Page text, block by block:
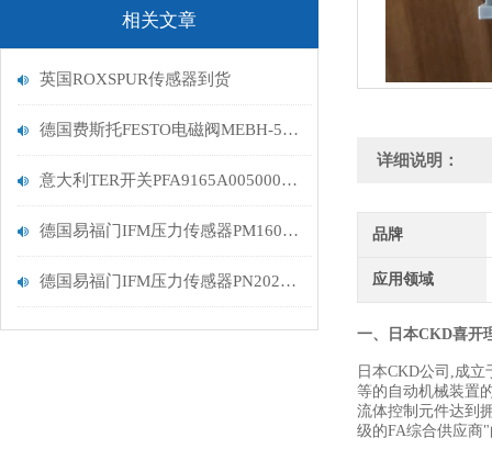
相关文章
英国ROXSPUR传感器到货
德国费斯托FESTO电磁阀MEBH-5/2-1/8-P-B停产
意大利TER开关PFA9165A0050003详情
德国易福门IFM压力传感器PM1604描述
德国易福门IFM压力传感器PN2024停产
详细说明：
品牌
应用领域
一、日本CKD喜开
日本CKD公司,成
等的自动机械装置
流体控制元件达到
级的FA综合供应商